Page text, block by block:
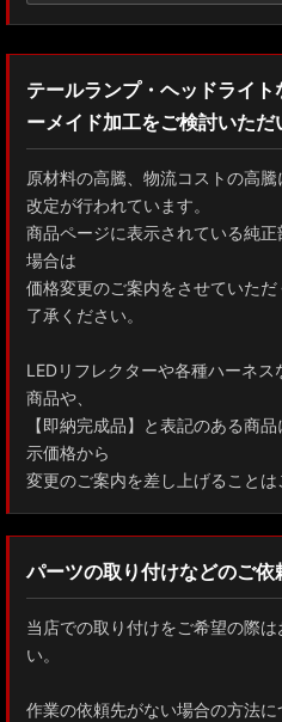
GXPA16 MXPA12 GRヤリス
MXPH10/MXPA10/MXBA10/
MXPJ10/15 MXPB10/15 ヤリスク
ZYX10 NGX50 C-HR
AAHH40W/AAHH45W/TAHA40W
AAHH40W/AAHH45W/AGH40W
AYH30/GGH30/35/AGH30/35 ヴ
AYH30/GGH30/35/AGH30/35 ア
ACR50 エスティマ
ZWR90W/ZWR95W/MZRA90W/
ZRR80 ノア/ヴォクシー
テールランプ・ヘッドライ
ーメイド加工をご検討いた
原材料の高騰、物流コストの高
改定が行われています。
商品ページに表示されている純
場合は
価格変更のご案内をさせていた
了承ください。
LEDリフレクターや各種ハーネ
商品や、
【即納完成品】と表記のある商
示価格から
変更のご案内を差し上げることは
パーツの取り付けなどのご依
当店での取り付けをご希望の際
い。
作業の依頼先がない場合の方法に